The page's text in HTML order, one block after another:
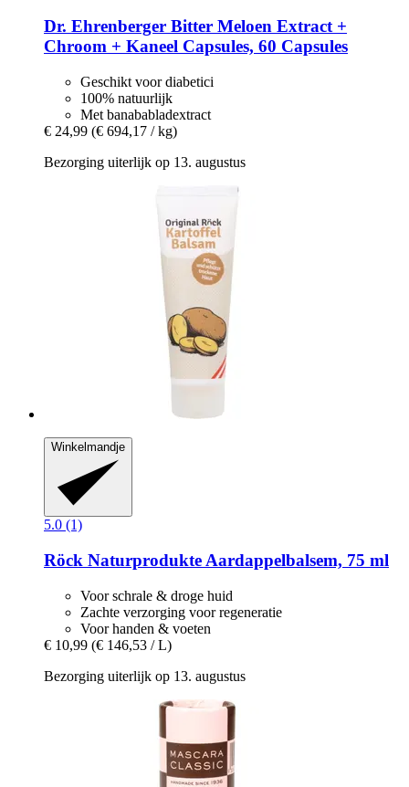
Dr. Ehrenberger Bitter Meloen Extract +
Chroom + Kaneel Capsules, 60 Capsules
Geschikt voor diabetici
100% natuurlijk
Met banababladextract
€ 24,99 (€ 694,17 / kg)
Bezorging uiterlijk op 13. augustus
Winkelmandje
5.0 (1)
Röck Naturprodukte Aardappelbalsem, 75 ml
Voor schrale & droge huid
Zachte verzorging voor regeneratie
Voor handen & voeten
€ 10,99 (€ 146,53 / L)
Bezorging uiterlijk op 13. augustus